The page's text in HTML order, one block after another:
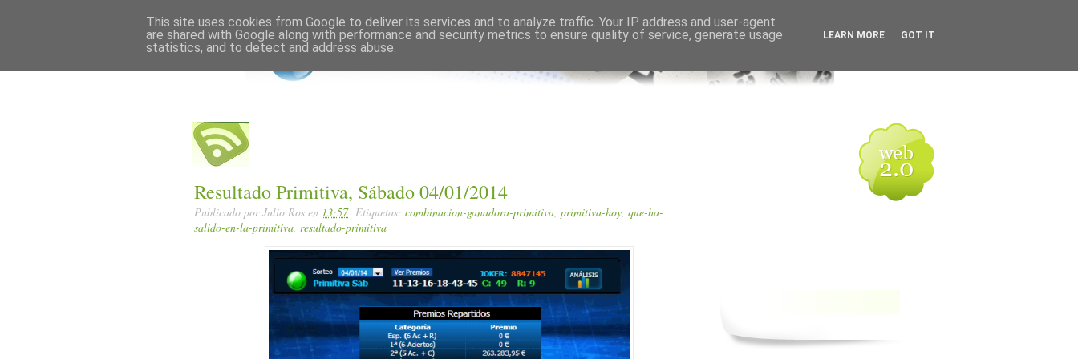
Resultado Primitiva, Sábado 04/01/2014
Publicado porJulio Ros en 13:57 Etiquetas: combinacion-ganadora-primitiva, primitiva-hoy, que-ha-
salido-en-la-primitiva, resultado-primitiva
This site uses cookies from Google to deliver its services and to analyze traffic. Your IP address and user-agent
are shared with Google along with performance and security metrics to ensure quality of service, generate usage
statistics, and to detect and address abuse.
LEARN MORE GOT IT